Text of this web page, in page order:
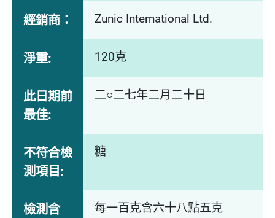
經銷商： Zunic International Ltd.
淨重: 120克
此日期前
最佳:
二○二七年二月二十日
不符合檢
測項目:
糖
檢測含
每一百克含六十八點五克